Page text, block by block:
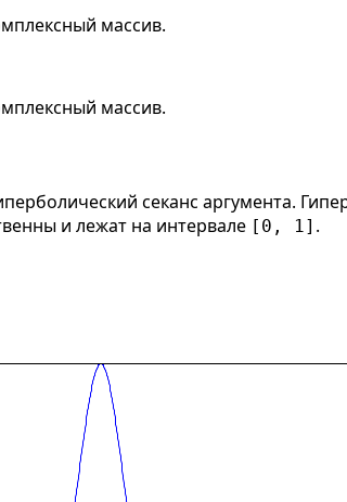
массив.
массив.
секанс аргумента.
и лежат на интервале [0, 1] .